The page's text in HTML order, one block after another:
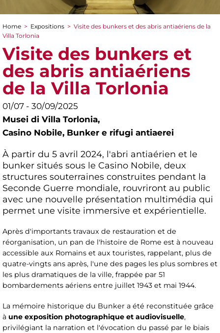
You are here
Home > Expositions > Visite des bunkers et des abris antiaériens de la
Villa Torlonia
Visite des bunkers et
des abris antiaériens
de la Villa Torlonia
01/07 - 30/09/2025
Musei di Villa Torlonia,
Casino Nobile, Bunker e rifugi antiaerei
À partir du 5 avril 2024, l'abri antiaérien et le
bunker situés sous le Casino Nobile, deux
structures souterraines construites pendant la
Seconde Guerre mondiale, rouvriront au public
avec une nouvelle présentation multimédia qui
permet une visite immersive et expérientielle.
Après d'importants travaux de restauration et de
réorganisation, un pan de l'histoire de Rome est à nouveau
accessible aux Romains et aux touristes, rappelant, plus de
quatre-vingts ans après, l'une des pages les plus sombres et
les plus dramatiques de la ville, frappée par 51
bombardements aériens entre juillet 1943 et mai 1944.
La mémoire historique du Bunker a été reconstituée grâce
à une exposition photographique et audiovisuelle,
privilégiant la narration et l'évocation du passé par le biais